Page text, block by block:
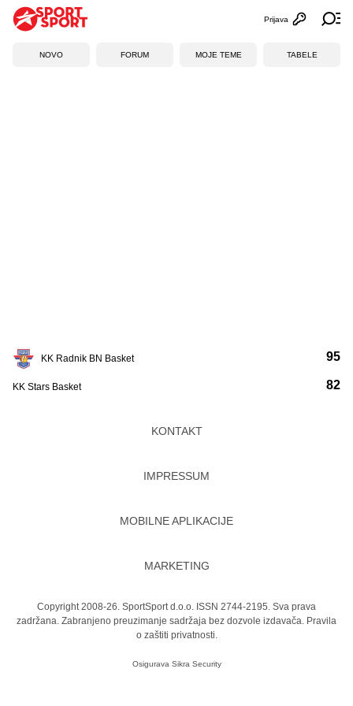
Otvori
Prijava
NOVO FORUM MOJE TEME TABELE
KK Radnik BN Basket
KK Stars Basket
95
82
KONTAKT
IMPRESSUM
MOBILNE APLIKACIJE
MARKETING
Copyright 2008-26. SportSport d.o.o. ISSN 2744-2195. Sva prava
zadržana. Zabranjeno preuzimanje sadržaja bez dozvole izdavača. Pravila
o zaštiti privatnosti.
Osigurava Sikra Security